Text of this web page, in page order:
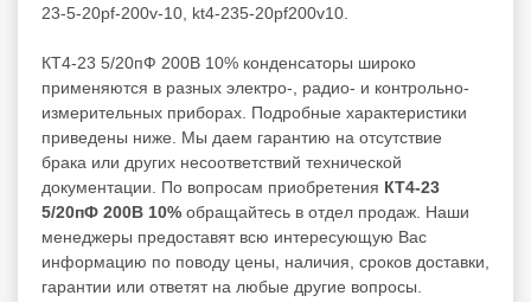
23-5-20pf-200v-10, kt4-235-20pf200v10.
КТ4-23 5/20пФ 200В 10% конденсаторы широко
применяются в разных электро-, радио- и контрольно-
измерительных приборах. Подробные характеристики
приведены ниже. Мы даем гарантию на отсутствие
брака или других несоответствий технической
документации. По вопросам приобретения КТ4-23
5/20пФ 200В 10% обращайтесь в отдел продаж. Наши
менеджеры предоставят всю интересующую Вас
информацию по поводу цены, наличия, сроков доставки,
гарантии или ответят на любые другие вопросы.